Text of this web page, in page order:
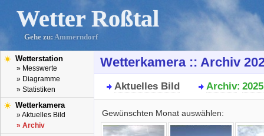
Wetter Roßtal
Gehe zu: Ammerndorf
Wetterstation
» Messwerte
» Diagramme
» Statistiken
Wetterkamera
» Aktuelles Bild
» Archiv
Wetterkamera :: Archiv
Aktuelles Bild Archiv: 2025
Gewünschten Monat auswählen: